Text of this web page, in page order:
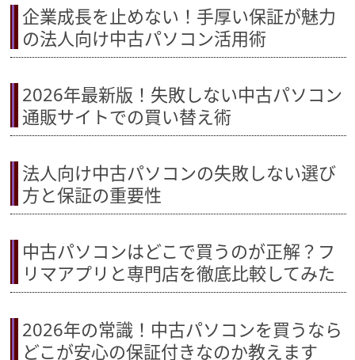
企業成長を止めない！手厚い保証が魅力
の法人向け中古パソコン活用術
2026年最新版！失敗しない中古パソコン
通販サイトでの買い替え術
法人向け中古パソコンの失敗しない選び
方と保証の重要性
中古パソコンはどこで買うのが正解？フ
リマアプリと専門店を徹底比較してみた
2026年の常識！中古パソコンを買うなら
どこが安心の保証付きなのか教えます